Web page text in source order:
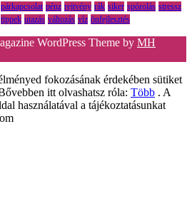
párkapcsolat pénz rejtvény rák siker spórolás stressz
tippek utazás változás víz önfejlesztés
WordPress Theme by MH
fokozásának érdekében sütiket
itt olvashatsz róla: Több . A
használatával a tájékoztatásunkat